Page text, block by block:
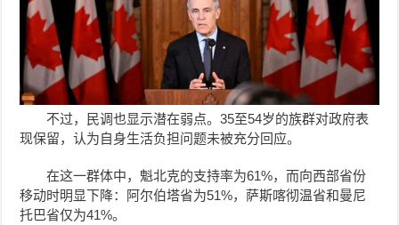
不过，民调也显示潜在弱点。35至54岁的族群对政府表
现保留，认为自身生活负担问题未被充分回应。
在这一群体中，魁北克的支持率为61%，而向西部省份
移动时明显下降：阿尔伯塔省为51%，萨斯喀彻温省和曼尼
托巴省仅为41%。